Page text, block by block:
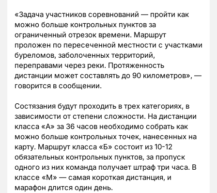
«Задача участников соревнований — пройти как
можно больше контрольных пунктов за
ограниченный отрезок времени. Маршрут
проложен по пересеченной местности с участками
буреломов, заболоченных территорий,
переправами через реки. Протяженность
дистанции может составлять до 90 километров», —
говорится в сообщении.
Состязания будут проходить в трех категориях, в
зависимости от степени сложности. На дистанции
класса «А» за 36 часов необходимо собрать как
можно больше контрольных точек, нанесенных на
карту. Маршрут класса «Б» состоит из 10-12
обязательных контрольных пунктов, за пропуск
одного из них команда получает штраф три часа. В
классе «М» — самая короткая дистанция, и
марафон длится один день.